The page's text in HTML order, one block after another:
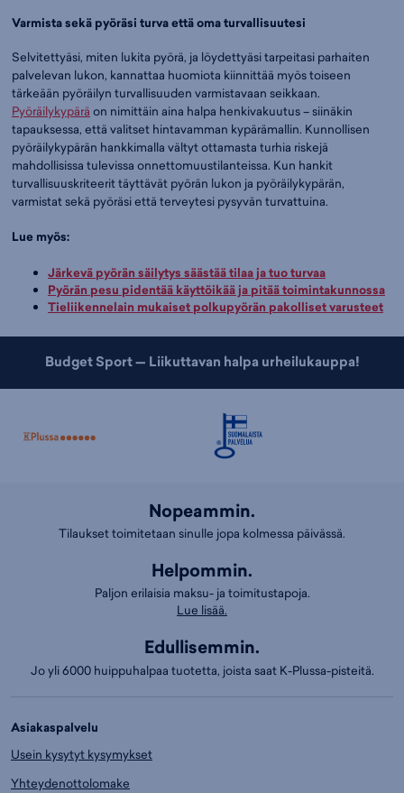
Varmista sekä pyöräsi turva että oma turvallisuutesi
Selvitettyäsi, miten lukita pyörä, ja löydettyäsi tarpeitasi parhaiten
palvelevan lukon, kannattaa huomiota kiinnittää myös toiseen
tärkeään pyöräilyn turvallisuuden varmistavaan seikkaan.
Pyöräilykypärä on nimittäin aina halpa henkivakuutus – siinäkin
tapauksessa, että valitset hintavamman kypärämallin. Kunnollisen
pyöräilykypärän hankkimalla vältyt ottamasta turhia riskejä
mahdollisissa tulevissa onnettomuustilanteissa. Kun hankit
turvallisuuskriteerit täyttävät pyörän lukon ja pyöräilykypärän,
varmistat sekä pyöräsi että terveytesi pysyvän turvattuina.
Lue myös:
Järkevä pyörän säilytys säästää tilaa ja tuo turvaa
Pyörän pesu pidentää käyttöikää ja pitää toimintakunnossa
Tieliikennelain mukaiset polkupyörän pakolliset varusteet
Budget Sport — Liikuttavan halpa urheilukauppa!
Nopeammin.
Tilaukset toimitetaan sinulle jopa kolmessa päivässä.
Helpommin.
Paljon erilaisia maksu- ja toimitustapoja.
Lue lisää.
Edullisemmin.
Jo yli 6000 huippuhalpaa tuotetta, joista saat K-Plussa-pisteitä.
Asiakaspalvelu
Usein kysytyt kysymykset
Yhteydenottolomake